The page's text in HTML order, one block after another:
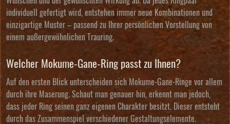
individuell gefertigt wird, entstehen immer neue Kombinationen und
einzigartige Muster – passend zu Ihrer persönlichen Vorstellung von
einem außergewöhnlichen Trauring.
Welcher Mokume-Gane-Ring passt zu Ihnen?
Auf den ersten Blick unterscheiden sich Mokume-Gane-Ringe vor allem
durch ihre Maserung. Schaut man genauer hin, erkennt man jedoch,
dass jeder Ring seinen ganz eigenen Charakter besitzt. Dieser entsteht
durch das Zusammenspiel verschiedener Gestaltungselemente.